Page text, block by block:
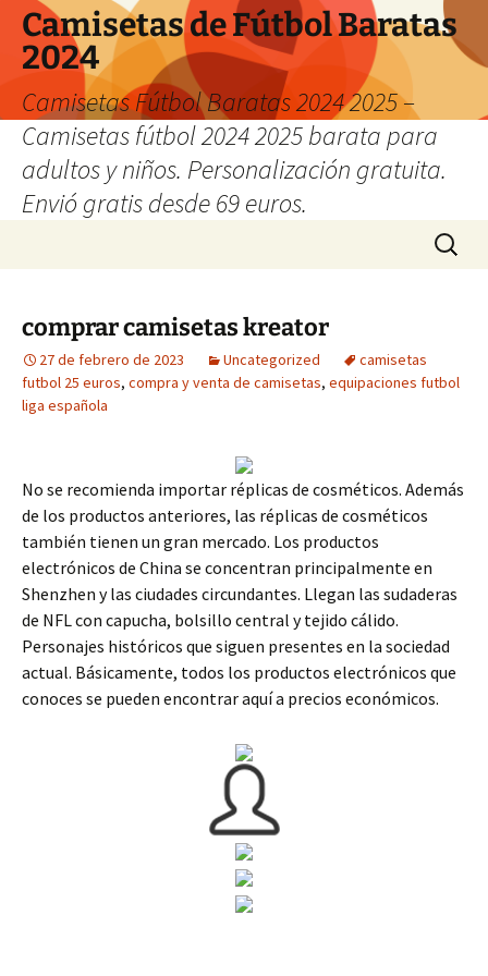
Camisetas de Fútbol Baratas
2024
Camisetas Fútbol Baratas 2024 2025 –
Camisetas fútbol 2024 2025 barata para
adultos y niños. Personalización gratuita.
Envió gratis desde 69 euros.
Buscar:
comprar camisetas kreator
27 de febrero de 2023 Uncategorized
camisetas
futbol 25 euros, compra y venta de camisetas, equipaciones futbol
liga española
No se recomienda importar réplicas de cosméticos. Además
de los productos anteriores, las réplicas de cosméticos
también tienen un gran mercado. Los productos
electrónicos de China se concentran principalmente en
Shenzhen y las ciudades circundantes. Llegan las sudaderas
de NFL con capucha, bolsillo central y tejido cálido.
Personajes históricos que siguen presentes en la sociedad
actual. Básicamente, todos los productos electrónicos que
conoces se pueden encontrar aquí a precios económicos.